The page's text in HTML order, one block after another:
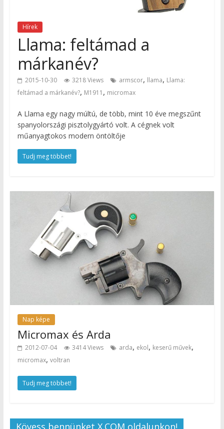
Hírek
Llama: feltámad a
márkanév?
2015-10-30 3218 Views armscor, llama, Llama:
feltámad a márkanév?, M1911 , micromax
A Llama egy nagy múltú, de több, mint 10 éve megszűnt
spanyolországi pisztolygyártó volt. A cégnek volt
műanyagtokos modern öntöltője
Tudj meg többet!
Nap képe
Micromax és Arda
2012-07-04 3414 Views arda, ekol, keserű művek,
micromax, voltran
Tudj meg többet!
Kövess bennünket X.COM oldalunkon!